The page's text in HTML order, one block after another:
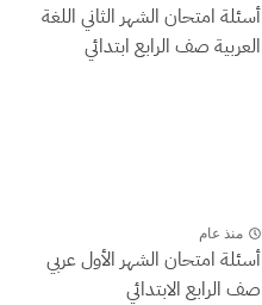
أسئلة امتحان الشهر الثاني اللغة
العربية صف الرابع ابتدائي
منذ عام
أسئلة امتحان الشهر الأول عربي
صف الرابع الابتدائي